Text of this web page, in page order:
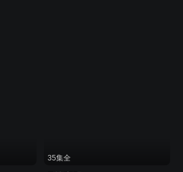
35集全